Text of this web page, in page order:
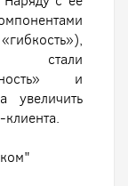
стали
и
увеличить